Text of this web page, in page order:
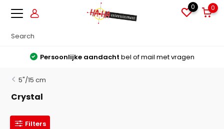
0 0
Persoonlijke aandacht bel of mail met vragen
5"/15 cm
Crystal
Filters